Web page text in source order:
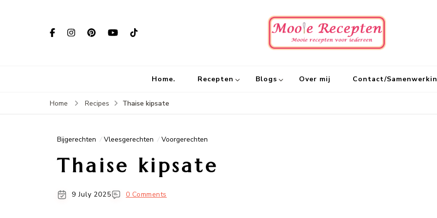
Home. Recepten Blogs Over mij Contact/
Home Recipes Thaise kipsate
Bijgerechten Vleesgerechten Voorgerechten
Thaise kipsate
9 July 2025 0 Comments